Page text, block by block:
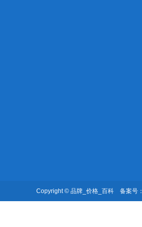
Copyright © 品牌_价格_百科 备案号：